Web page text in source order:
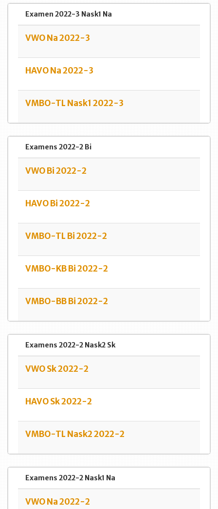
Examen 2022-3 Nask1 Na
VWO Na 2022-3
HAVO Na 2022-3
VMBO-TL Nask1 2022-3
Examens 2022-2 Bi
VWO Bi 2022-2
HAVO Bi 2022-2
VMBO-TL Bi 2022-2
VMBO-KB Bi 2022-2
VMBO-BB Bi 2022-2
Examens 2022-2 Nask2 Sk
VWO Sk 2022-2
HAVO Sk 2022-2
VMBO-TL Nask2 2022-2
Examens 2022-2 Nask1 Na
VWO Na 2022-2